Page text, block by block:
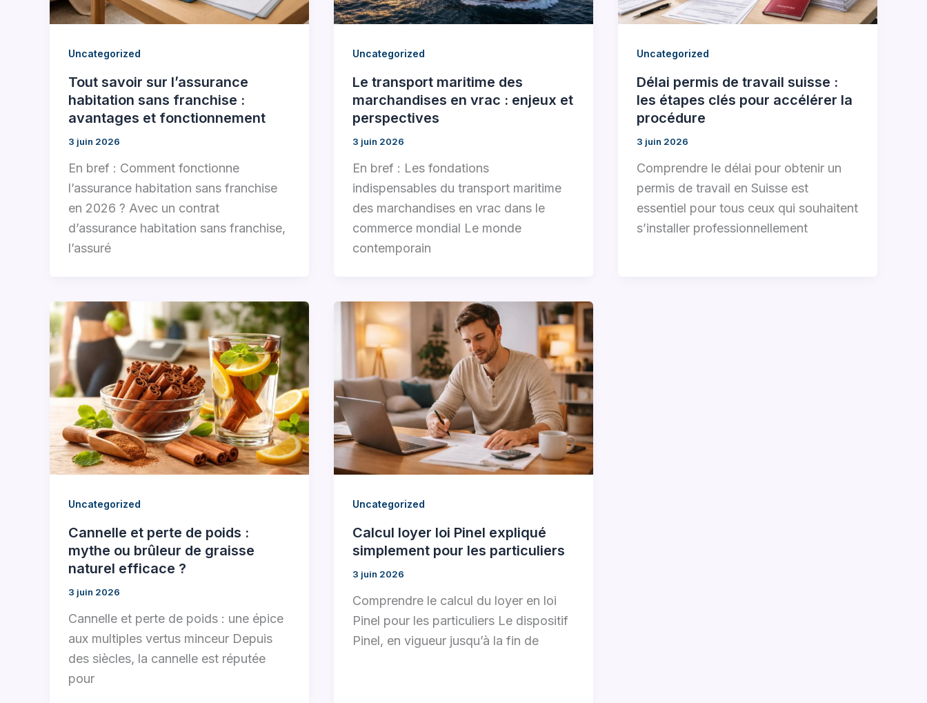
Uncategorized
Tout savoir sur l’assurance
habitation sans franchise :
avantages et fonctionnement
3 juin 2026
En bref : Comment fonctionne
l’assurance habitation sans franchise
en 2026 ? Avec un contrat
d’assurance habitation sans franchise,
l’assuré
Uncategorized
Le transport maritime des
marchandises en vrac : enjeux et
perspectives
3 juin 2026
En bref : Les fondations
indispensables du transport maritime
des marchandises en vrac dans le
commerce mondial Le monde
contemporain
Uncategorized
Délai permis de travail suisse :
les étapes clés pour accélérer la
procédure
3 juin 2026
Comprendre le délai pour obtenir un
permis de travail en Suisse est
essentiel pour tous ceux qui souhaitent
s’installer professionnellement
Uncategorized
Cannelle et perte de poids :
mythe ou brûleur de graisse
naturel efficace ?
3 juin 2026
Cannelle et perte de poids : une épice
aux multiples vertus minceur Depuis
des siècles, la cannelle est réputée
pour
Uncategorized
Calcul loyer loi Pinel expliqué
simplement pour les particuliers
3 juin 2026
Comprendre le calcul du loyer en loi
Pinel pour les particuliers Le dispositif
Pinel, en vigueur jusqu’à la fin de